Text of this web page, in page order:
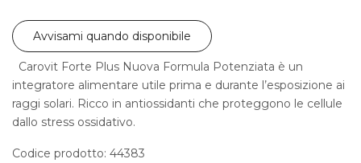
Avvisami quando disponibile
Carovit Forte Plus Nuova Formula Potenziata è un
integratore alimentare utile prima e durante l’esposizione ai
raggi solari. Ricco in antiossidanti che proteggono le cellule
dallo stress ossidativo.
Codice prodotto: 44383